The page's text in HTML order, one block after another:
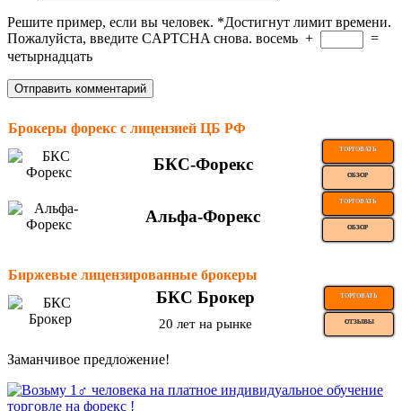
Решите пример, если вы человек. *Достигнут лимит времени.
Пожалуйста, введите CAPTCHA снова. восемь +
=
четырнадцать
Брокеры форекс с лицензией ЦБ РФ
БКС-Форекс
ТОРГОВАТЬ
ОБЗОР
Альфа-Форекс
ТОРГОВАТЬ
ОБЗОР
Биржевые лицензированные брокеры
БКС Брокер ТОРГОВАТЬ
20 лет на рынке ОТЗЫВЫ
Заманчивое предложение!